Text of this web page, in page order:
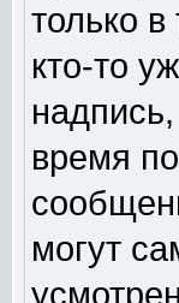
только
кто-то
время
могут